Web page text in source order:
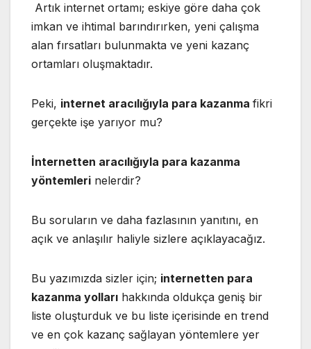
Artık internet ortamı; eskiye göre daha çok
imkan ve ihtimal barındırırken, yeni çalışma
alan fırsatları bulunmakta ve yeni kazanç
ortamları oluşmaktadır.
Peki, internet aracılığıyla para kazanma fikri
gerçekte işe yarıyor mu?
İnternetten aracılığıyla para kazanma
yöntemleri nelerdir?
Bu soruların ve daha fazlasının yanıtını, en
açık ve anlaşılır haliyle sizlere açıklayacağız.
Bu yazımızda sizler için; internetten para
kazanma yolları hakkında oldukça geniş bir
liste oluşturduk ve bu liste içerisinde en trend
ve en çok kazanç sağlayan yöntemlere yer